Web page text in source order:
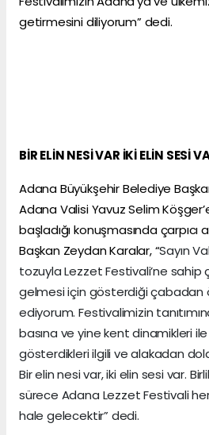
getirmesini diliyorum” dedi.
BİR ELİN NESİ VAR İKİ ELİN SESİ
Adana Büyükşehir Belediye
Adana Valisi Yavuz Selim
başladığı konuşmasında çarpıcı
Başkan Zeydan Karalar, “Sayın
tozuyla Lezzet Festivali’ne sahip
gelmesi için gösterdiği çabadan
ediyorum. Festivalimizin
basına ve yine kent dinamikleri
gösterdikleri ilgili ve alakadan
Bir elin nesi var, iki elin sesi var.
sürece Adana Lezzet Festivali
hale gelecektir” dedi.